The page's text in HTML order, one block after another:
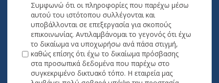
Συμφωνώ ότι οι πληροφορίες που παρέχω μέσω
αυτού του ιστότοπου συλλέγονται και
υποβάλλονται σε επεξεργασία για σκοπούς
επικοινωνίας. Αντιλαμβάνομαι το γεγονός ότι έχω
το δικαίωμα να υποχωρήσω ανά πάσα στιγμή,
καθώς επίσης ότι έχω το δικαίωμα πρόσβασης
στα προσωπικά δεδομένα που παρέχω στο
συγκεκριμένο δικτυακό τόπο. Η εταιρεία μας